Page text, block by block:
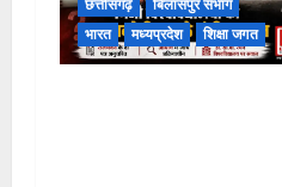
छत्तीसगढ़
बिलासपुर संभाग
भारत
मध्यप्रदेश शिक्षा जगत